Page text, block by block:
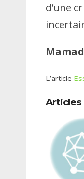
d’une
L’article
Articles